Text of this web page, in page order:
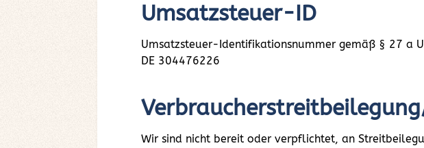
Umsatzsteuer-ID
Umsatzsteuer-Identifikationsnummer gemäß § 27 a
DE 304476226
Wir sind nicht bereit oder verpflichtet, an